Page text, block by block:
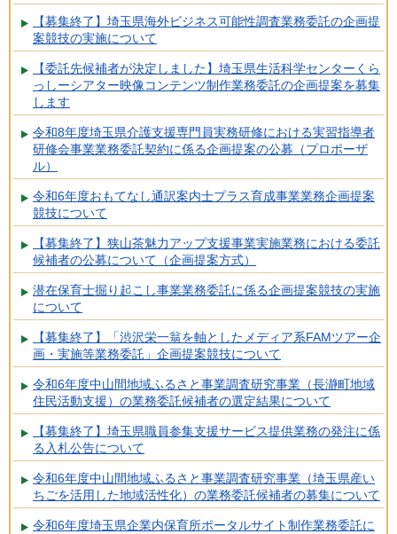
【募集終了】埼玉県海外ビジネス可能性調査業務委託の企画提
案競技の実施について
【委託先候補者が決定しました】埼玉県生活科学センターくら
っしーシアター映像コンテンツ制作業務委託の企画提案を募集
します
令和8年度埼玉県介護支援専門員実務研修における実習指導者
研修会事業業務委託契約に係る企画提案の公募（プロポーザ
ル）
令和6年度おもてなし通訳案内士プラス育成事業業務企画提案
競技について
【募集終了】狭山茶魅力アップ支援事業実施業務における委託
候補者の公募について（企画提案方式）
潜在保育士掘り起こし事業業務委託に係る企画提案競技の実施
について
【募集終了】「渋沢栄一翁を軸としたメディア系FAMツアー企
画・実施等業務委託」企画提案競技について
令和6年度中山間地域ふるさと事業調査研究事業（長瀞町地域
住民活動支援）の業務委託候補者の選定結果について
【募集終了】埼玉県職員参集支援サービス提供業務の発注に係
る入札公告について
令和6年度中山間地域ふるさと事業調査研究事業（埼玉県産い
ちごを活用した地域活性化）の業務委託候補者の募集について
令和6年度埼玉県企業内保育所ポータルサイト制作業務委託に